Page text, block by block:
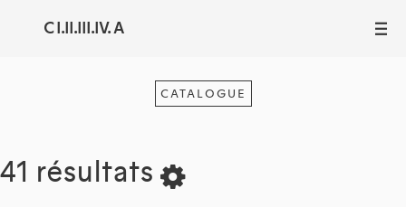
C I.II.III.IV. A III
CATALOGUE
41 résultats